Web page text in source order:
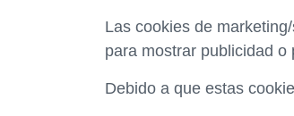
Las cookies de
para mostrar publicidad
Debido a que estas